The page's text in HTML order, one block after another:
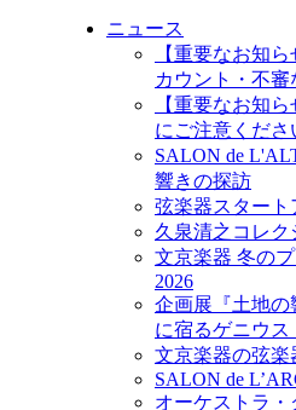
ニュース
【重要なお知
カウント・不
【重要なお知
にご注意くださ
SALON de
響きの探訪
弦楽器スタート
久泉清之コレク
文京楽器 冬の
2026
企画展『土地
に宿るゲニウス
文京楽器の弦楽
SALON de
オーケストラ